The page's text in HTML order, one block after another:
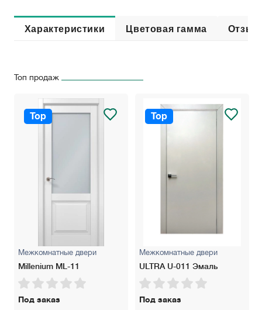
Характеристики Цветовая гамма
Топ продаж
Top
Межкомнатные двери
Millenium ML-11
Под заказ
Top
Межкомнатные двери
ULTRA U-011 Эмаль
Под заказ